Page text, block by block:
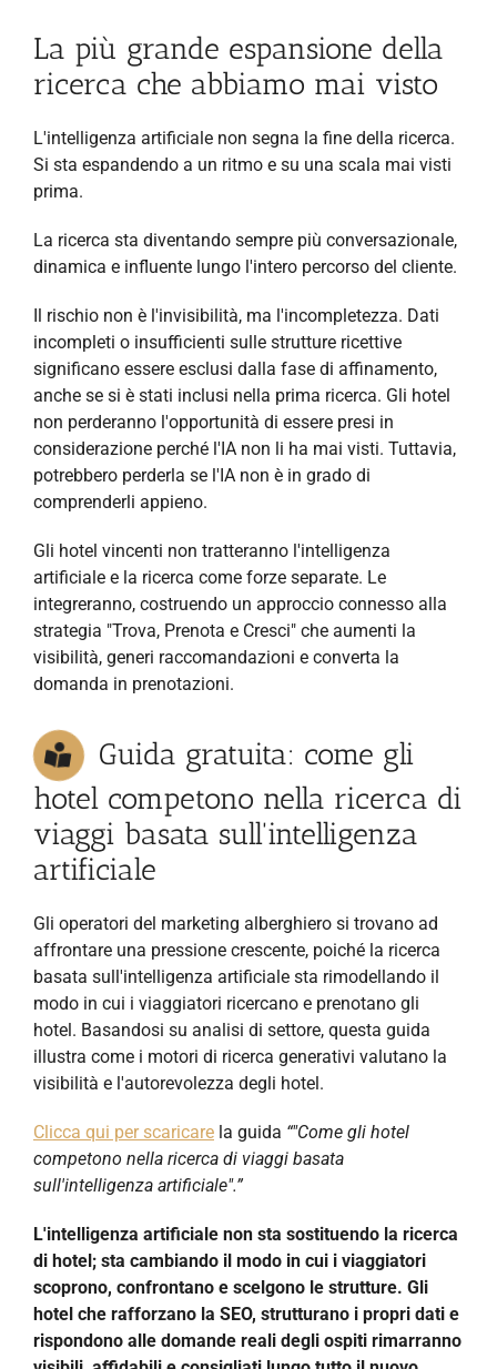
La più grande espansione della
ricerca che abbiamo mai visto
L'intelligenza artificiale non segna la fine della ricerca.
Si sta espandendo a un ritmo e su una scala mai visti
prima.
La ricerca sta diventando sempre più conversazionale,
dinamica e influente lungo l'intero percorso del cliente.
Il rischio non è l'invisibilità, ma l'incompletezza. Dati
incompleti o insufficienti sulle strutture ricettive
significano essere esclusi dalla fase di affinamento,
anche se si è stati inclusi nella prima ricerca. Gli hotel
non perderanno l'opportunità di essere presi in
considerazione perché l'IA non li ha mai visti. Tuttavia,
potrebbero perderla se l'IA non è in grado di
comprenderli appieno.
Gli hotel vincenti non tratteranno l'intelligenza
artificiale e la ricerca come forze separate. Le
integreranno, costruendo un approccio connesso alla
strategia "Trova, Prenota e Cresci" che aumenti la
visibilità, generi raccomandazioni e converta la
domanda in prenotazioni.
Guida gratuita: come gli
hotel competono nella ricerca di
viaggi basata sull'intelligenza
artificiale
Gli operatori del marketing alberghiero si trovano ad
affrontare una pressione crescente, poiché la ricerca
basata sull'intelligenza artificiale sta rimodellando il
modo in cui i viaggiatori ricercano e prenotano gli
hotel. Basandosi su analisi di settore, questa guida
illustra come i motori di ricerca generativi valutano la
visibilità e l'autorevolezza degli hotel.
Clicca qui per scaricare la guida “"Come gli hotel
competono nella ricerca di viaggi basata
sull'intelligenza artificiale".”
L'intelligenza artificiale non sta sostituendo la ricerca
di hotel; sta cambiando il modo in cui i viaggiatori
scoprono, confrontano e scelgono le strutture. Gli
hotel che rafforzano la SEO, strutturano i propri dati e
rispondono alle domande reali degli ospiti rimarranno